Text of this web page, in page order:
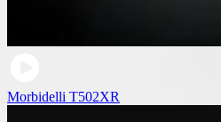
Morbidelli T502XR